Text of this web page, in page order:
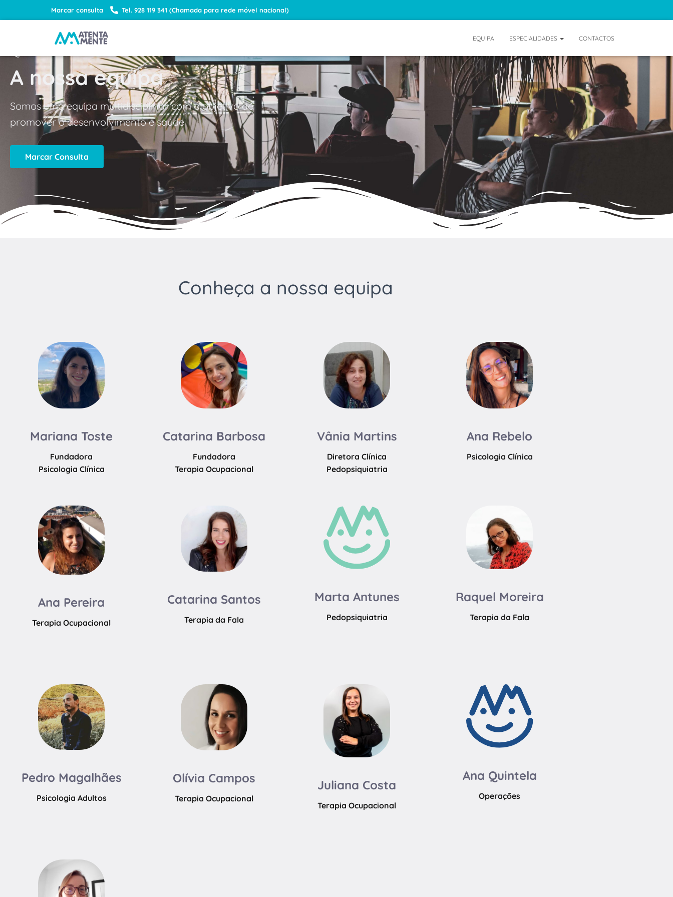
Marcar consulta Tel. 928 119 341 (Chamada para rede móvel nacional)
EQUIPA ESPECIALIDADES CONTACTOS
A nossa equipa
Somos uma equipa multidisciplinar com o objetivo de
promover o desenvolvimento e saúde
Marcar Consulta
Conheça a nossa equipa
Mariana Toste
Fundadora
Psicologia Clínica
Catarina Barbosa
Fundadora
Terapia Ocupacional
Vânia Martins
Diretora Clínica
Pedopsiquiatria
Ana Rebelo
Psicologia Clínica
Ana Pereira
Terapia Ocupacional
Catarina Santos
Terapia da Fala
Marta Antunes
Pedopsiquiatria
Raquel Moreira
Terapia da Fala
Pedro Magalhães
Psicologia Adultos
Olívia Campos
Terapia Ocupacional
Juliana Costa
Terapia Ocupacional
Ana Quintela
Operações